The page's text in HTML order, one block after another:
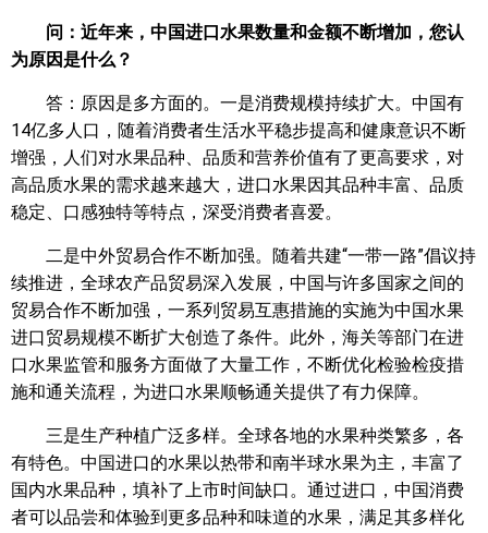
问：近年来，中国进口水果数量和金额不断增加，您认
为原因是什么？
答：原因是多方面的。一是消费规模持续扩大。中国有
14亿多人口，随着消费者生活水平稳步提高和健康意识不断
增强，人们对水果品种、品质和营养价值有了更高要求，对
高品质水果的需求越来越大，进口水果因其品种丰富、品质
稳定、口感独特等特点，深受消费者喜爱。
二是中外贸易合作不断加强。随着共建“一带一路”倡议持
续推进，全球农产品贸易深入发展，中国与许多国家之间的
贸易合作不断加强，一系列贸易互惠措施的实施为中国水果
进口贸易规模不断扩大创造了条件。此外，海关等部门在进
口水果监管和服务方面做了大量工作，不断优化检验检疫措
施和通关流程，为进口水果顺畅通关提供了有力保障。
三是生产种植广泛多样。全球各地的水果种类繁多，各
有特色。中国进口的水果以热带和南半球水果为主，丰富了
国内水果品种，填补了上市时间缺口。通过进口，中国消费
者可以品尝和体验到更多品种和味道的水果，满足其多样化